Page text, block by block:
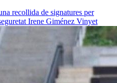
recollida de signatures per
Irene Giménez Vinyet